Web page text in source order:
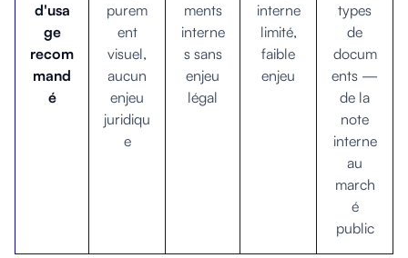
d'usa
ge
recom
mand
é
purem
ent
visuel,
aucun
enjeu
juridiqu
e
ments
interne
s sans
enjeu
légal
interne
limité,
faible
enjeu
types
de
docum
ents —
de la
note
interne
au
march
é
public